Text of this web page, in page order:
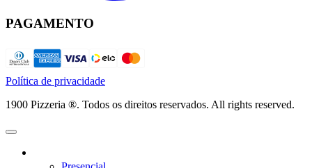
PAGAMENTO
Política de privacidade
1900 Pizzeria ®. Todos os direitos reservados. All rights reserved.